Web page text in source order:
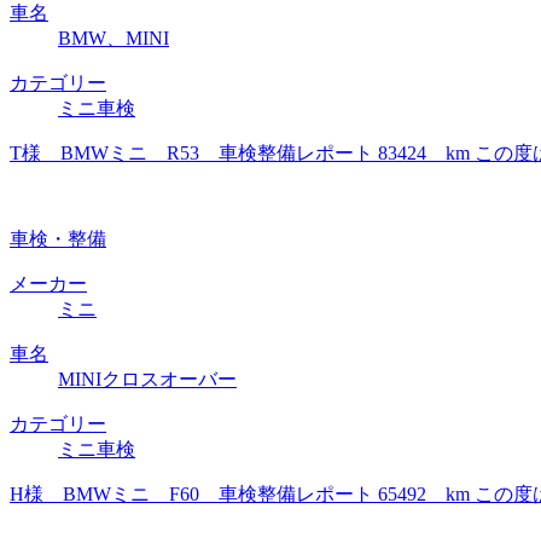
車名
BMW、MINI
カテゴリー
ミニ車検
T様 BMWミニ R53 車検整備レポート 83424 km この度
車検・整備
メーカー
ミニ
車名
MINIクロスオーバー
カテゴリー
ミニ車検
H様 BMWミニ F60 車検整備レポート 65492 km この度